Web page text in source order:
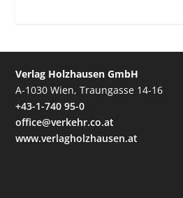
Verlag Holzhausen GmbH
A-1030 Wien, Traungasse 14-16
+43-1-740 95-0
office@verkehr.co.at
www.verlagholzhausen.at